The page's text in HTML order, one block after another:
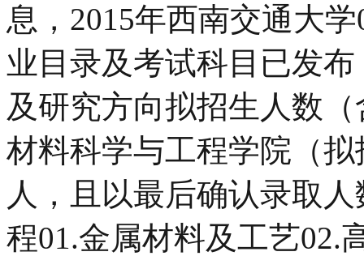
息，2015年西南交通大
业目录及考试科目已发
及研究方向拟招生人数
材料科学与工程学院（
人，且以最后确认录取
程01.金属材料及工艺02.